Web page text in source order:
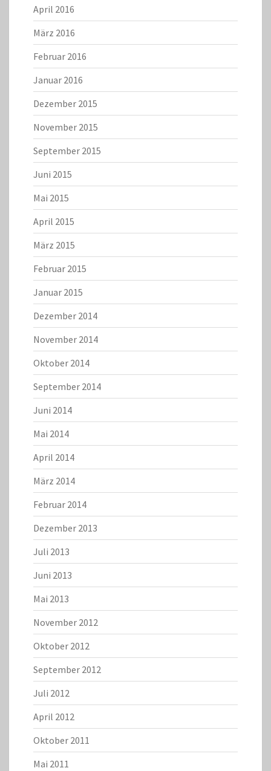
April 2016
März 2016
Februar 2016
Januar 2016
Dezember 2015
November 2015
September 2015
Juni 2015
Mai 2015
April 2015
März 2015
Februar 2015
Januar 2015
Dezember 2014
November 2014
Oktober 2014
September 2014
Juni 2014
Mai 2014
April 2014
März 2014
Februar 2014
Dezember 2013
Juli 2013
Juni 2013
Mai 2013
November 2012
Oktober 2012
September 2012
Juli 2012
April 2012
Oktober 2011
Mai 2011